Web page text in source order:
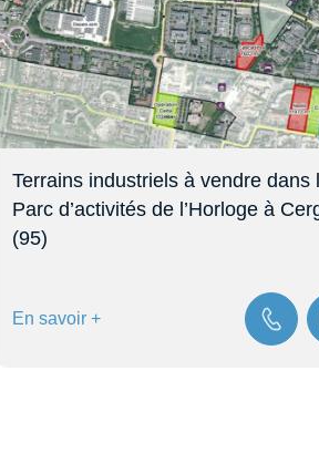
Terrains industriels à vendre dans le
Parc d’activités de l’Horloge à Cergy
(95)
En savoir +